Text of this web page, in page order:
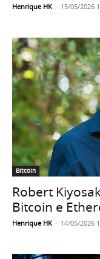
Henrique HK - 15/05/2026
Bitcoin
Robert
Bitcoin e
Henrique HK - 14/05/2026